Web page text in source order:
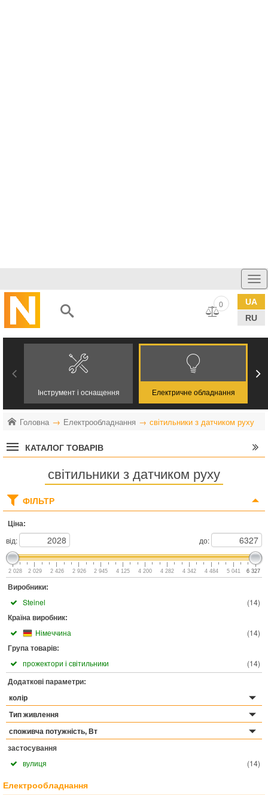
UA
RU
0
Інструмент і оснащення Електричне обладнання
Головна Електрообладнання світильники з датчиком руху
КАТАЛОГ ТОВАРІВ
світильники з датчиком руху
ФІЛЬТР
Ціна:
від: до:
2 028 2 029 2 426 2 926 2 945 4 125 4 200 4 282 4 342 4 484 5 041 6 327
Виробники:
(14)
Steinel
Країна виробник:
(14)
Німеччина
Група товарів:
(14)
прожектори і світильники
Додаткові параметри:
колір
Тип живлення
споживча потужність, Вт
застосування
(14)
вулиця
Електрообладнання